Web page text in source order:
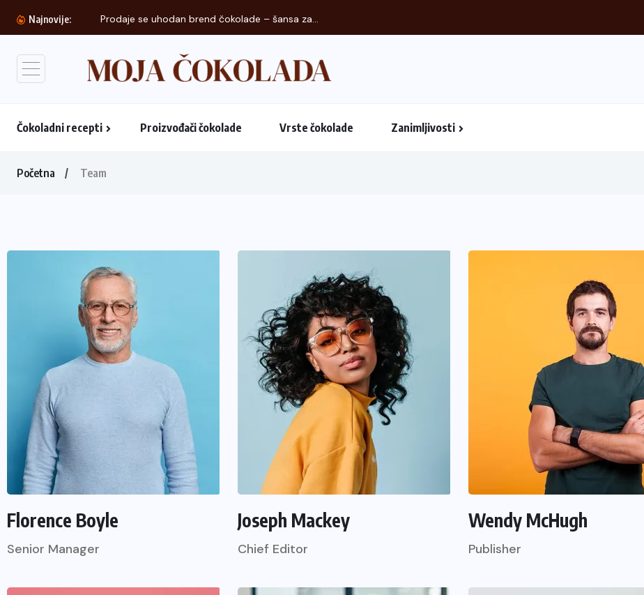
Najnovije: Prodaje se uhodan brend čokolade – šansa za...
Čokoladni recepti Proizvođači čokolade Vrste čokolade Zanimljivosti
Početna Team
Florence Boyle
Senior Manager
Joseph Mackey
Chief Editor
Wendy McHugh
Publisher